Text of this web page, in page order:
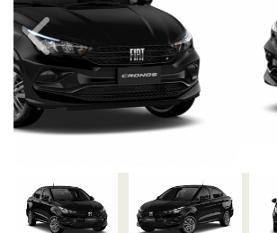
Previous